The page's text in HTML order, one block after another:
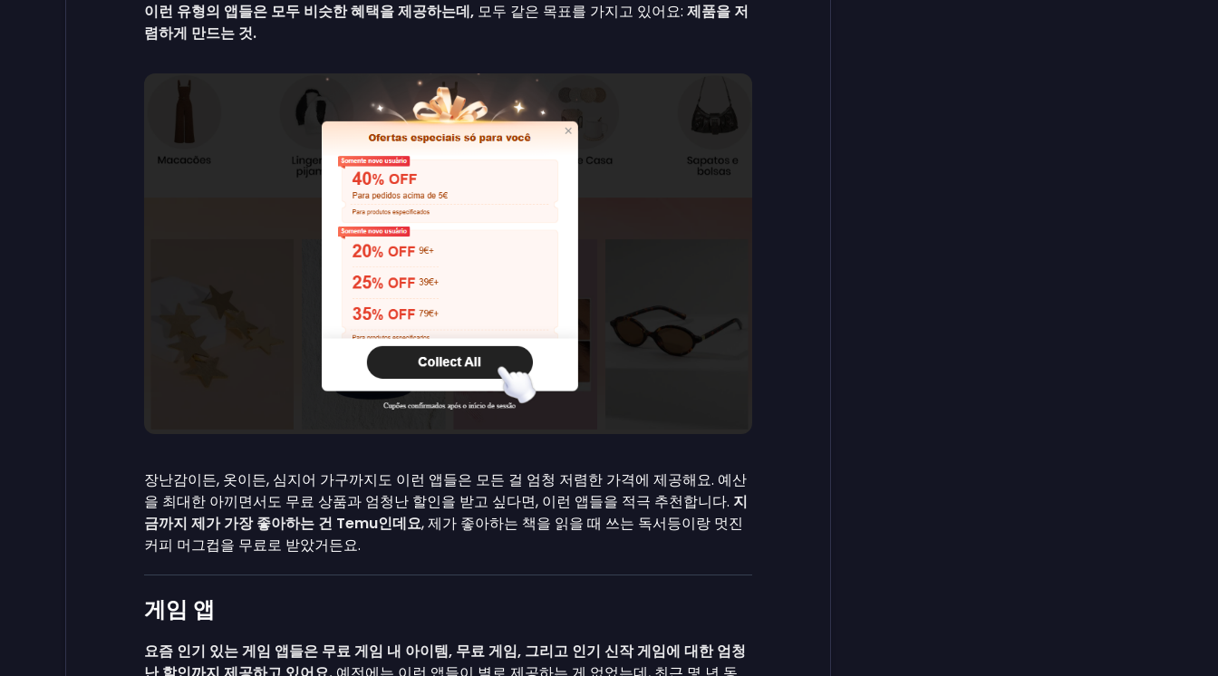
이런 유형의 앱들은 모두 비슷한 혜택을 제공하는데, 모두 같은 목표를 가지고 있어요: 제품을 저
렴하게 만드는 것.
장난감이든, 옷이든, 심지어 가구까지도 이런 앱들은 모든 걸 엄청 저렴한 가격에 제공해요. 예산
을 최대한 아끼면서도 무료 상품과 엄청난 할인을 받고 싶다면, 이런 앱들을 적극 추천합니다. 지
금까지 제가 가장 좋아하는 건 Temu인데요, 제가 좋아하는 책을 읽을 때 쓰는 독서등이랑 멋진
커피 머그컵을 무료로 받았거든요.
게임 앱
요즘 인기 있는 게임 앱들은 무료 게임 내 아이템, 무료 게임, 그리고 인기 신작 게임에 대한 엄청